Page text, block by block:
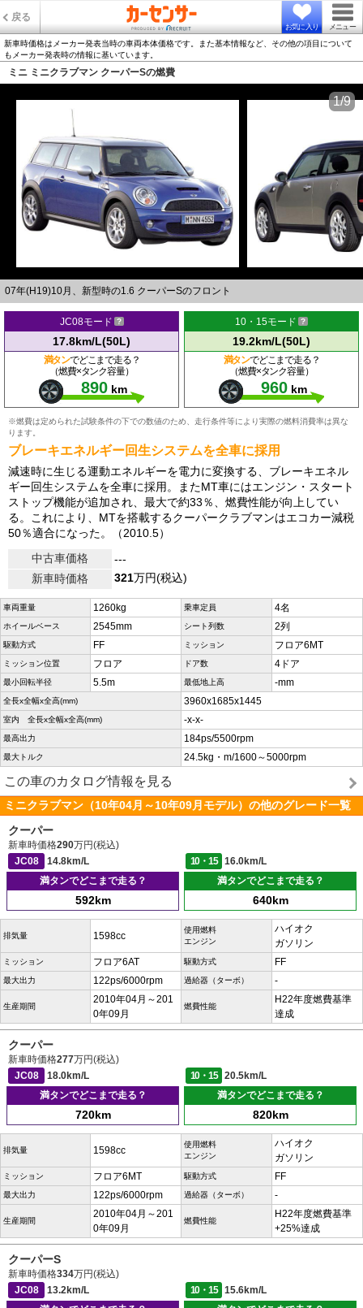
戻る
お気に入り メニュー
新車時価格はメーカー発表当時の車両本体価格です。また基本情報など、その他の項目について
もメーカー発表時の情報に基いています。
ミニ ミニクラブマン クーパーSの燃費
07年(H19)10月、新型時の1.6 クーパーSのフロント
1/9
JC08モード
17.8km/L(50L)
満タンでどこまで走る？
（燃費×タンク容量）
890 km
10・15モード
19.2km/L(50L)
満タンでどこまで走る？
（燃費×タンク容量）
960 km
※燃費は定められた試験条件の下での数値のため、走行条件等により実際の燃料消費率は異な
ります。
ブレーキエネルギー回生システムを全車に採用
減速時に生じる運動エネルギーを電力に変換する、ブレーキエネル
ギー回生システムを全車に採用。またMT車にはエンジン・スタート
ストップ機能が追加され、最大で約33％、燃費性能が向上してい
る。これにより、MTを搭載するクーパークラブマンはエコカー減税
50％適合になった。（2010.5）
中古車価格
---
新車時価格
321万円(税込)
車両重量 1260kg 乗車定員 4名
ホイールベース 2545mm シート列数 2列
駆動方式 FF ミッション フロア6MT
ミッション位置 フロア ドア数 4ドア
最小回転半径 5.5m 最低地上高 -mm
全長x全幅x全高(mm) 3960x1685x1445
室内 全長x全幅x全高(mm) -x-x-
最高出力 184ps/5500rpm
最大トルク 24.5kg・m/1600～5000rpm
この車のカタログ情報を見る
ミニクラブマン（10年04月～10年09月モデル）の他のグレード一覧
クーパー
新車時価格290万円(税込)
JC08
14.8km/L 10・15
16.0km/L
満タンでどこまで走る？
592km
満タンでどこまで走る？
640km
排気量 1598cc
使用燃料
エンジン
ハイオク
ガソリン
ミッション フロア6AT 駆動方式 FF
最大出力 122ps/6000rpm 過給器（ターボ） -
生産期間
2010年04月～201
0年09月
燃費性能
H22年度燃費基準
達成
クーパー
新車時価格277万円(税込)
JC08
18.0km/L 10・15
20.5km/L
満タンでどこまで走る？
720km
満タンでどこまで走る？
820km
排気量 1598cc
使用燃料
エンジン
ハイオク
ガソリン
ミッション フロア6MT 駆動方式 FF
最大出力 122ps/6000rpm 過給器（ターボ） -
生産期間
2010年04月～201
0年09月
燃費性能
H22年度燃費基準
+25%達成
クーパーS
新車時価格334万円(税込)
JC08
13.2km/L 10・15
15.6km/L